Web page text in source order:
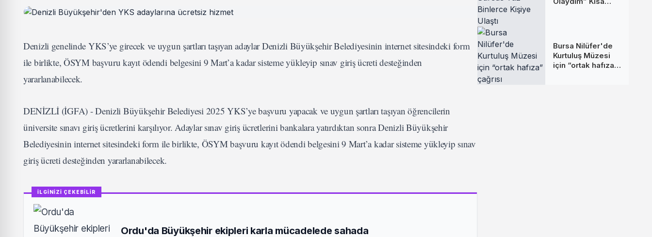
Denizli genelinde YKS’ye girecek ve uygun şartları taşıyan adaylar Denizli Büyükşehir Belediyesinin internet sitesindeki form
ile birlikte, ÖSYM başvuru kayıt ödendi belgesini 9 Mart’a kadar sisteme yükleyip sınav giriş ücreti desteğinden
yararlanabilecek.
DENİZLİ (İGFA) - Denizli Büyükşehir Belediyesi 2025 YKS’ye başvuru yapacak ve uygun şartları taşıyan öğrencilerin
üniversite sınavı giriş ücretlerini karşılıyor. Adaylar sınav giriş ücretlerini bankalara yatırdıktan sonra Denizli Büyükşehir
Belediyesinin internet sitesindeki form ile birlikte, ÖSYM başvuru kayıt ödendi belgesini 9 Mart’a kadar sisteme yükleyip sınav
giriş ücreti desteğinden yararlanabilecek.
İLGİNİZİ ÇEKEBİLİR
Ordu'da Büyükşehir ekipleri karla mücadelede sahada
Bursa Nilüfer'de
Kurtuluş Müzesi
için “ortak hafıza”